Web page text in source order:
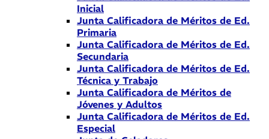
Inicial
Junta Calificadora de Méritos de Ed.
Primaria
Junta Calificadora de Méritos de Ed.
Secundaria
Junta Calificadora de Méritos de Ed.
Técnica y Trabajo
Junta Calificadora de Méritos de
Jóvenes y Adultos
Junta Calificadora de Méritos de Ed.
Especial